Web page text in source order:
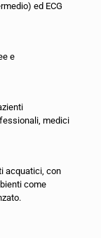
ed ECG
e
medici
acquatici, con
come